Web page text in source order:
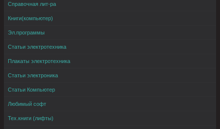
Справочная лит-ра
Книги(компьютер)
Эл.программы
Статьи электротехника
Плакаты электротехника
Статьи электроника
Статьи Компьютер
Любимый софт
Тех.книги (лифты)